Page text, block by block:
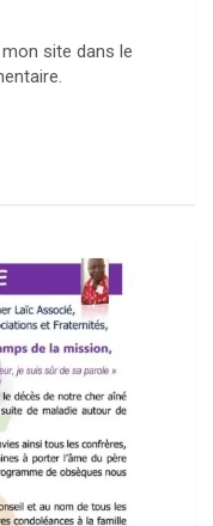
site dans le